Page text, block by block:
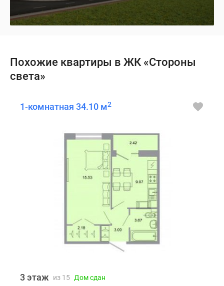
Похожие квартиры в ЖК «Стороны
света»
1-комнатная 34.10 м2
3 этаж из 15 Дом сдан